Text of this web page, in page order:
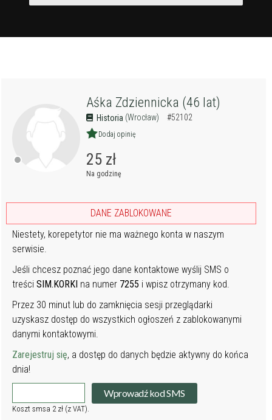
Aśka Zdziennicka (46 lat)
Historia (Wrocław) #52102
Dodaj opinię
25 zł
Na godzinę
DANE ZABLOKOWANE
Niestety, korepetytor nie ma ważnego konta w naszym
serwisie.
Jeśli chcesz poznać jego dane kontaktowe wyślij SMS o
treściSIM.KORKI na numer 7255 i wpisz otrzymany kod.
Przez 30 minut lub do zamknięcia sesji przeglądarki
uzyskasz dostęp do wszystkich ogłoszeń z zablokowanymi
danymi kontaktowymi.
Zarejestruj się, a dostęp do danych będzie aktywny do końca
dnia!
Wprowadź kod SMS
Koszt smsa 2 zł (z VAT).